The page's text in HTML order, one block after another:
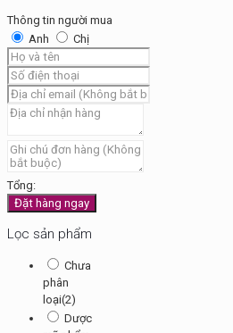
Thông tin người mua
Anh
Chị
Tổng:
Đặt hàng ngay
Lọc sản phẩm
Chưa
phân
loại(2)
Dược